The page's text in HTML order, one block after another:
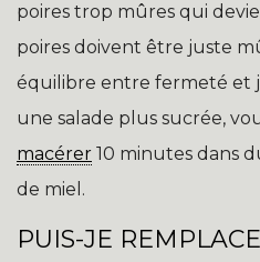
poires trop mûres qui
poires doivent être juste
équilibre entre fermeté et
une salade plus sucrée,
macérer 10 minutes dans
de miel.
PUIS-JE